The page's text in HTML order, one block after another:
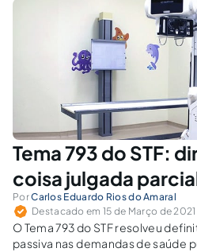
Tema 793 do STF:
coisa julgada
PorCarlos Eduardo Rios do Amaral
Destacado em 15 de Março de 2021
O Tema 793 do STF resolveu
passiva nas demandas de saúde